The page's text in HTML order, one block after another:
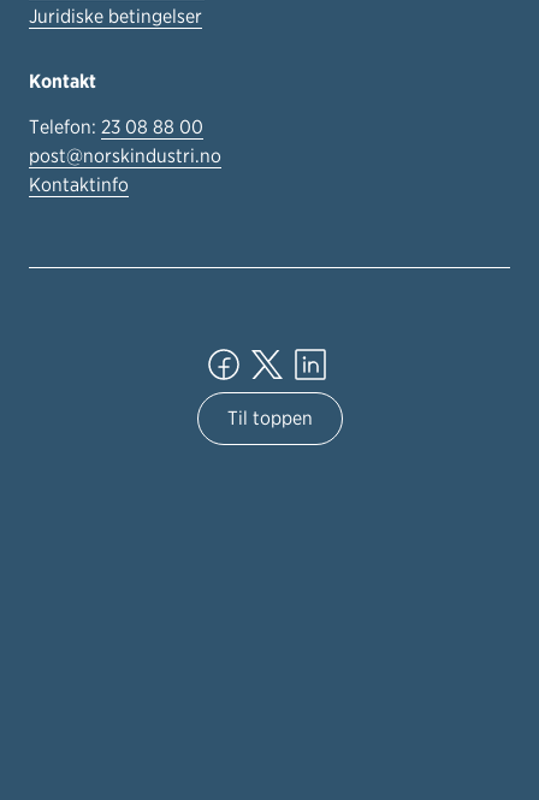
Juridiske betingelser
Kontakt
Telefon: 23 08 88 00
post@norskindustri.no
Kontaktinfo
Til toppen